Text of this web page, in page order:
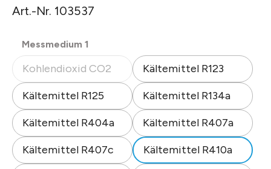
Art.-Nr. 103537
Messmedium 1
Kohlendioxid CO2
(Diese Option ist zurzeit nicht verfügbar.)
Kältemittel R123
Kältemittel R125 Kältemittel R134a
Kältemittel R404a Kältemittel R407a
Kältemittel R407c Kältemittel R410a